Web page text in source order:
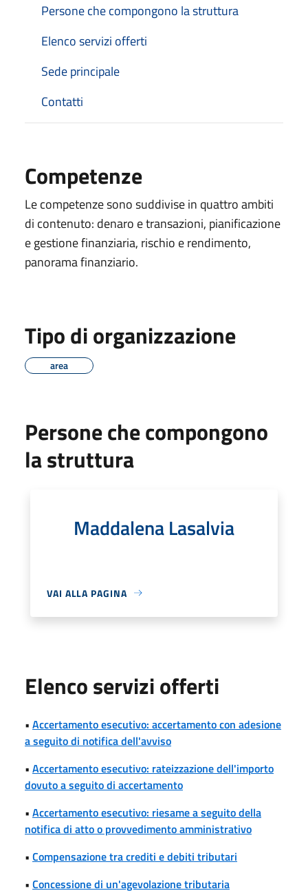
Persone che compongono la struttura
Elenco servizi offerti
Sede principale
Contatti
Competenze
Le competenze sono suddivise in quattro ambiti
di contenuto: denaro e transazioni, pianificazione
e gestione finanziaria, rischio e rendimento,
panorama finanziario.
Tipo di organizzazione
area
Persone che compongono
la struttura
Maddalena Lasalvia
VAI ALLA PAGINA
Elenco servizi offerti
• Accertamento esecutivo: accertamento con adesione
a seguito di notifica dell'avviso
• Accertamento esecutivo: rateizzazione dell'importo
dovuto a seguito di accertamento
• Accertamento esecutivo: riesame a seguito della
notifica di atto o provvedimento amministrativo
• Compensazione tra crediti e debiti tributari
• Concessione di un'agevolazione tributaria